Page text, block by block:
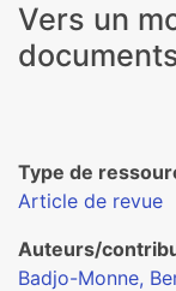
Vers un
Type de
Article de revue
Auteurs/
Badjo-Monne,